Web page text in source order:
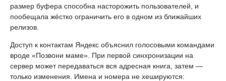
размер буфера способна насторожить пользователей, и
пообещала жёстко ограничить его в одном из ближайших
релизов.
Доступ к контактам Яндекс объяснил голосовыми командами
вроде «Позвони маме». При первой синхронизации на
сервер может передаваться вся адресная книга, затем —
только изменения. Имена и номера не хешируются: